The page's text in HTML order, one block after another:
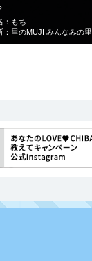
：もち
：里のMUJI みんなみの里